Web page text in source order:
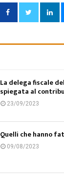
La delega fiscale
spiegata al
23/09/2023
Quelli che hanno
09/08/2023